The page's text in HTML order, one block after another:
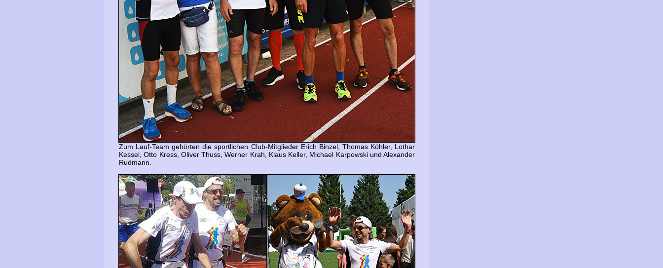
Zum Lauf-Team gehörten die sportlichen Club-Mitglieder Erich Binzel, Thomas Köhler, Lothar
Kessel, Otto Kress, Oliver Thuss, Werner Krah, Klaus Keller, Michael Karpowski und Alexander
Rudmann.